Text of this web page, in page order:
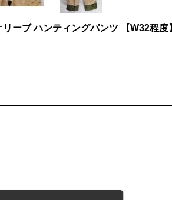
ーブ ハンティングパンツ 【W32程度